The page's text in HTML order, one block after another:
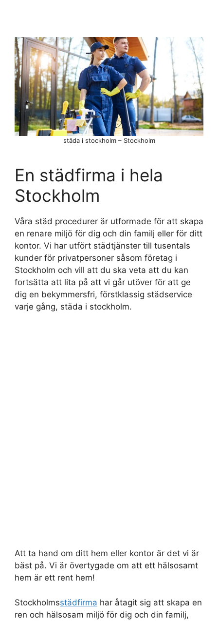
En städfirma i hela
Stockholm
Våra städ procedurer är utformade för att skapa
en renare miljö för dig och din familj eller för ditt
kontor. Vi har utfört städtjänster till tusentals
kunder för privatpersoner såsom företag i
Stockholm och vill att du ska veta att du kan
fortsätta att lita på att vi går utöver för att ge
dig en bekymmersfri, förstklassig städservice
varje gång, städa i stockholm.
Att ta hand om ditt hem eller kontor är det vi är
bäst på. Vi är övertygade om att ett hälsosamt
hem är ett rent hem!
Stockholmsstädfirma har åtagit sig att skapa en
ren och hälsosam miljö för dig och din familj,
städa i stockholm – Stockholm